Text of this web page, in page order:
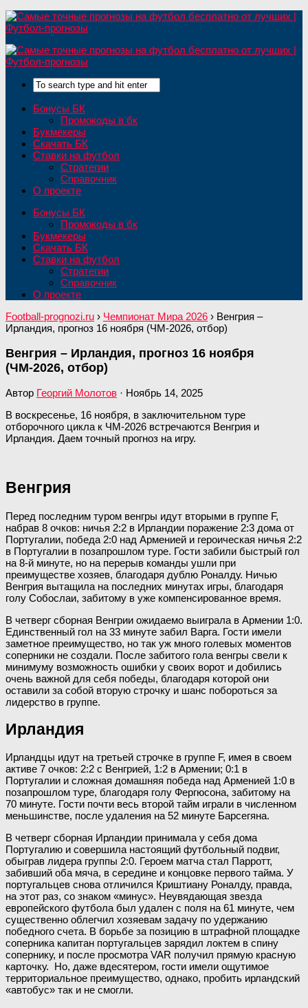
Бонусы БК
Промокоды в бк
Букмекеры
Скачать БК
Ставки на футбол
Стратегии
Справочник
О проекте
Бонусы БК
Промокоды в бк
Букмекеры
Скачать БК
Ставки на футбол
Стратегии
Справочник
О проекте
Football-prognozi.ru › Чемпионат Мира 2026 › Венгрия –
Ирландия, прогноз 16 ноября (ЧМ-2026, отбор)
Венгрия – Ирландия, прогноз 16 ноября
(ЧМ-2026, отбор)
Автор Георгий Молотов · Ноябрь 14, 2025
В воскресенье, 16 ноября, в заключительном туре
отборочного цикла к ЧМ-2026 встречаются Венгрия и
Ирландия. Даем точный прогноз на игру.
Венгрия
Перед последним туром венгры идут вторыми в группе F,
набрав 8 очков: ничья 2:2 в Ирландии поражение 2:3 дома от
Португалии, победа 2:0 над Арменией и героическая ничья 2:2
в Португалии в позапрошлом туре. Гости забили быстрый гол
на 8-й минуте, но на перерыв команды ушли при
преимуществе хозяев, благодаря дублю Роналду. Ничью
Венгрия вытащила на последних минутах игры, благодаря
голу Собослаи, забитому в уже компенсированное время.
В четверг сборная Венгрии ожидаемо выиграла в Армении 1:0.
Единственный гол на 33 минуте забил Варга. Гости имели
заметное преимущество, но так уж много голевых моментов
соперники не создали. После забитого гола венгры свели к
минимуму возможность ошибки у своих ворот и добились
очень важной для себя победы, благодаря которой они
оставили за собой вторую строчку и шанс побороться за
лидерство в группе.
Ирландия
Ирландцы идут на третьей строчке в группе F, имея в своем
активе 7 очков: 2:2 с Венгрией, 1:2 в Армении; 0:1 в
Португалии и сложная домашняя победа над Арменией 1:0 в
позапрошлом туре, благодаря голу Фергюсона, забитому на
70 минуте. Гости почти весь второй тайм играли в численном
меньшинстве, после удаления на 52 минуте Барсегяна.
В четверг сборная Ирландии принимала у себя дома
Португалию и совершила настоящий футбольный подвиг,
обыграв лидера группы 2:0. Героем матча стал Парротт,
забивший оба мяча, в середине и концовке первого тайма. У
португальцев снова отличился Криштиану Роналду, правда,
на этот раз, со знаком «минус». Неувядающая звезда
европейского футбола был удален с поля на 61 минуте, чем
существенно облегчил хозяевам задачу по удержанию
победного счета. В борьбе за позицию в штрафной площадке
соперника капитан португальцев зарядил локтем в спину
сопернику, и после просмотра VAR получил прямую красную
карточку. Но, даже вдесятером, гости имели ощутимое
территориальное преимущество, однако, пробить ирландский
«автобус» так и не смогли.